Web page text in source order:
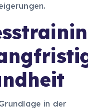
in der